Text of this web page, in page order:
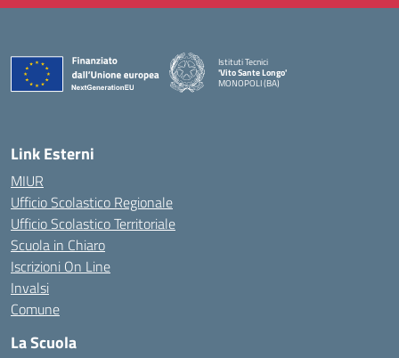
Istituti Tecnici
'Vito Sante Longo'
MONOPOLI (BA)
Link Esterni
MIUR
Ufficio Scolastico Regionale
Ufficio Scolastico Territoriale
Scuola in Chiaro
Iscrizioni On Line
Invalsi
Comune
La Scuola